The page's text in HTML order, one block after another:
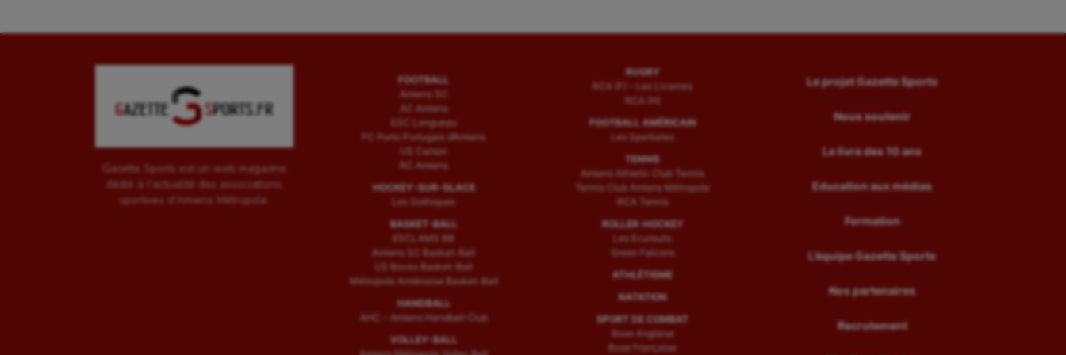
Gazette Sports est un web magazine
dédié à l'actualité des associations
sportives d'Amiens Métropole.
FOOTBALL
Amiens SC
AC Amiens
ESC Longueau
FC Porto Portugais d’Amiens
US Camon
RC Amiens
HOCKEY-SUR-GLACE
Les Gothiques
BASKET-BALL
ESCLAMS BB
Amiens SC Basket-Ball
US Boves Basket-Ball
Métropole Amiénoise Basket-Ball
HANDBALL
AHC – Amiens Handball Club
VOLLEY-BALL
RUGBY
RCA (F) – Les Licornes
RCA (H)
FOOTBALL AMÉRICAIN
Les Spartiates
TENNIS
Amiens Athletic Club Tennis
Tennis Club Amiens Métropole
RCA Tennis
ROLLER-HOCKEY
Les Ecureuils
Green Falcons
ATHLÉTISME
NATATION
SPORT DE COMBAT
Boxe Anglaise
Boxe Française
Le projet Gazette Sports
Nous soutenir
Le livre des 10 ans
Education aux médias
Formation
L’équipe Gazette Sports
Nos partenaires
Recrutement